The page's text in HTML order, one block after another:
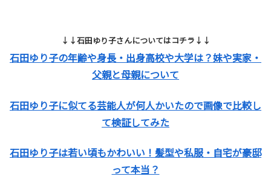
↓↓石田ゆり子さんについてはコチラ↓↓
石田ゆり子の年齢や身長・出身高校や大学は？妹や実家・
父親と母親について
石田ゆり子に似てる芸能人が何人かいたので画像で比較し
て検証してみた
石田ゆり子は若い頃もかわいい！髪型や私服・自宅が豪邸
って本当？